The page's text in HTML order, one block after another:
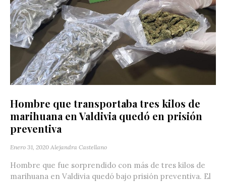
Hombre que transportaba tres kilos de
marihuana en Valdivia quedó en prisión
preventiva
Enero 31, 2020 Alejandra Castellano
Hombre que fue sorprendido con más de tres kilos de
marihuana en Valdivia quedó bajo prisión preventiva. El